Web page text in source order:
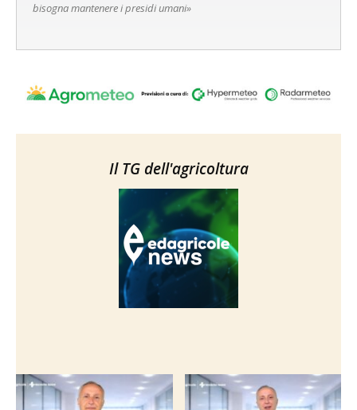
bisogna mantenere i presidi umani»
Il TG dell'agricoltura